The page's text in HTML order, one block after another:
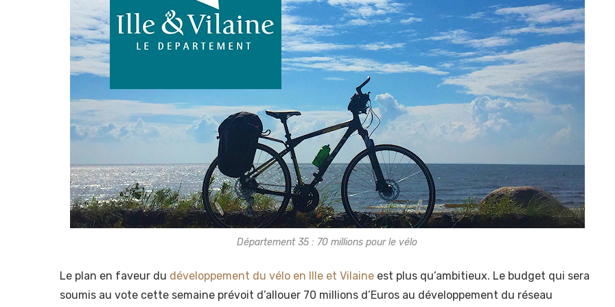
Département 35 : 70 millions pour le vélo
Le plan en faveur du développement du vélo en Ille et Vilaine est plus qu’ambitieux. Le budget qui sera
soumis au vote cette semaine prévoit d’allouer 70 millions d’Euros au développement du réseau
À Vélo Malo aux Olympiades
Anim’gozh 35
30 juin 2026